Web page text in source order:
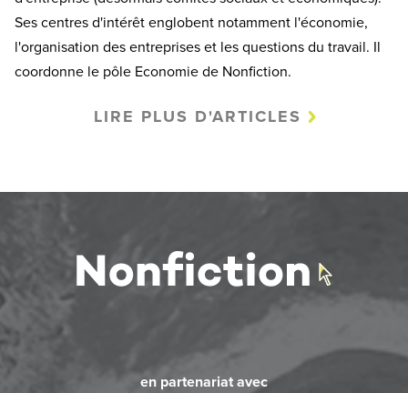
Ses centres d'intérêt englobent notamment l'économie,
l'organisation des entreprises et les questions du travail. Il
coordonne le pôle Economie de Nonfiction.
LIRE PLUS D'ARTICLES
en partenariat avec